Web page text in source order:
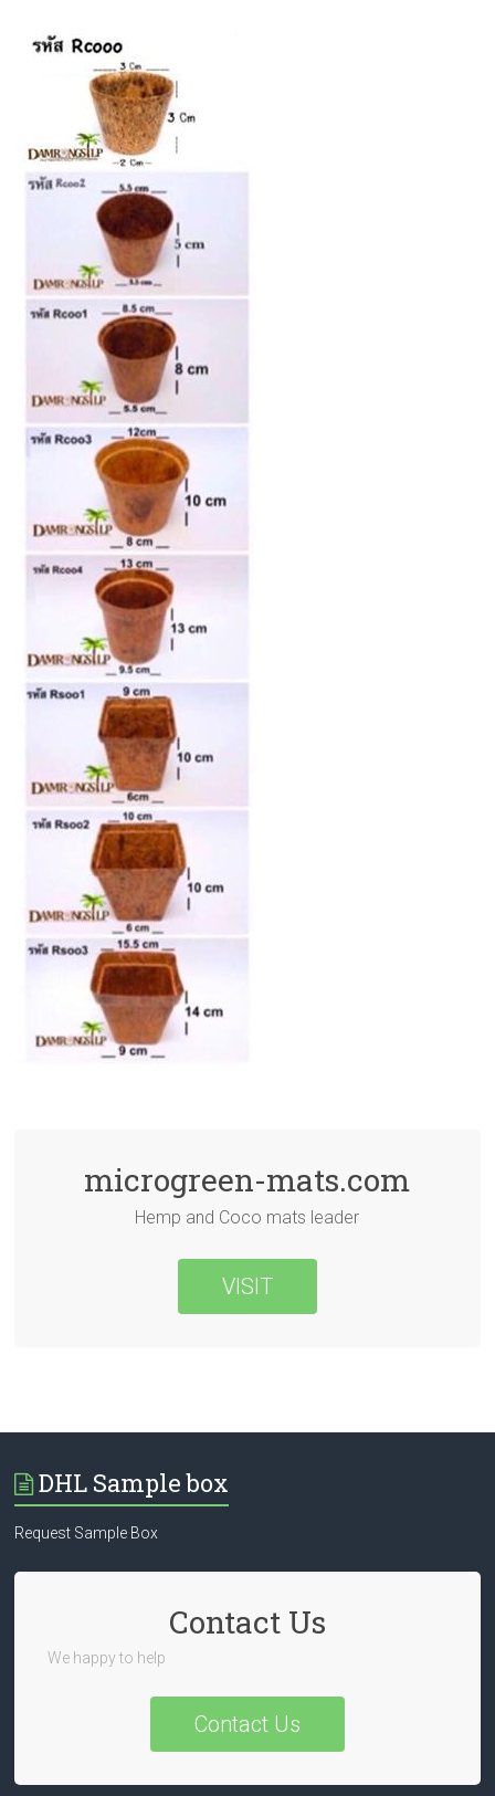
microgreen-mats.com
Hemp and Coco mats leader
VISIT
DHL Sample box
Request Sample Box
Contact Us
We happy to help
Contact Us